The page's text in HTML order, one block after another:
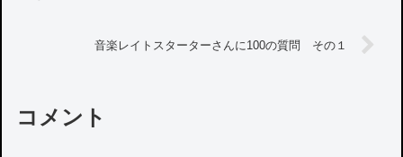
音楽レイトスターターさんに100の質問 その１
コメント